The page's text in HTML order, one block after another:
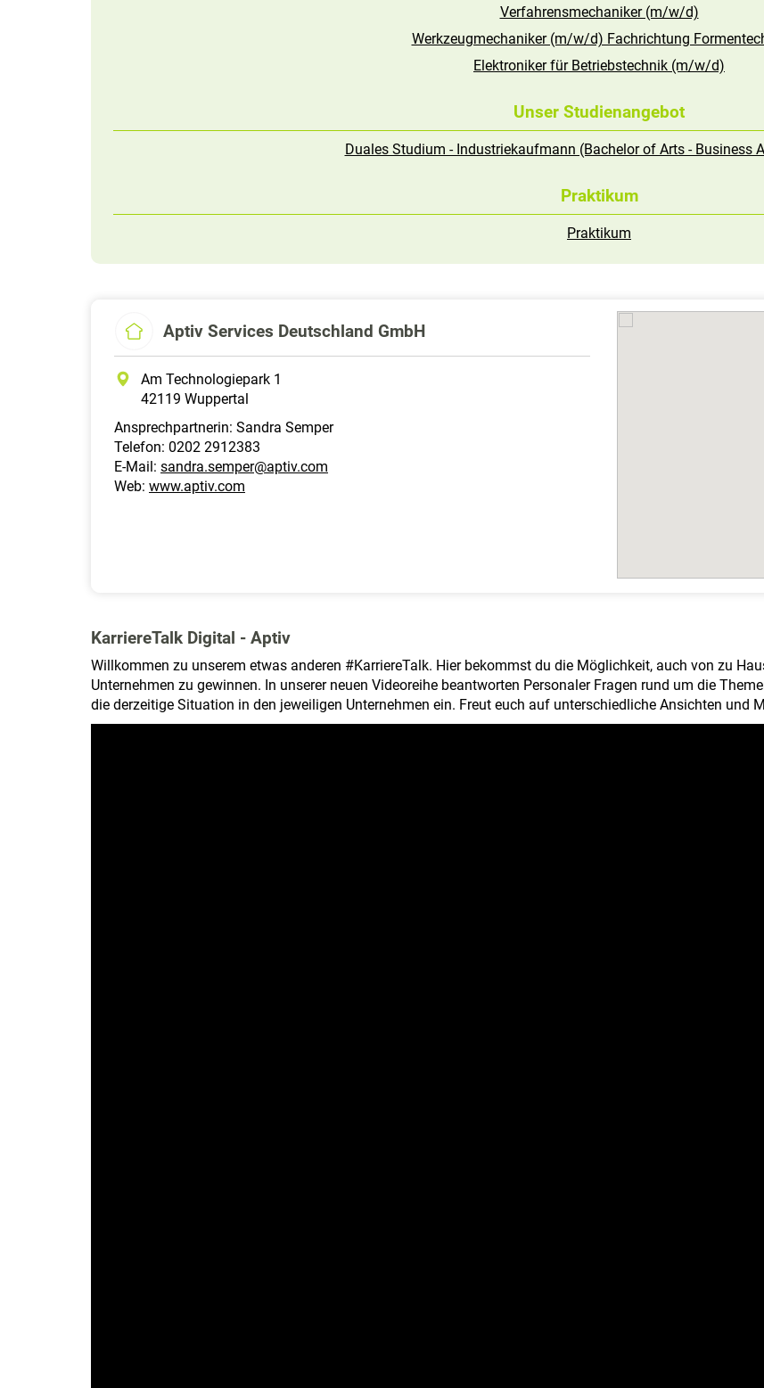
Verfahrensmechaniker (m/w/d)
Werkzeugmechaniker (m/w/d) Fachrichtung
Elektroniker für Betriebstechnik (m/w/d)
Unser Studienangebot
Duales Studium - Industriekaufmann (Bachelor of Arts - Business
Praktikum
Praktikum
Aptiv Services Deutschland GmbH
Am Technologiepark 1
42119 Wuppertal
Ansprechpartnerin: Sandra Semper
Telefon: 0202 2912383
E-Mail: sandra.semper@aptiv.com
Web: www.aptiv.com
KarriereTalk Digital - Aptiv
Willkommen zu unserem etwas anderen #KarriereTalk. Hier bekommst du die Möglichkeit, auch von zu
Unternehmen zu gewinnen. In unserer neuen Videoreihe beantworten Personaler Fragen rund um die
die derzeitige Situation in den jeweiligen Unternehmen ein. Freut euch auf unterschiedliche Ansichten und